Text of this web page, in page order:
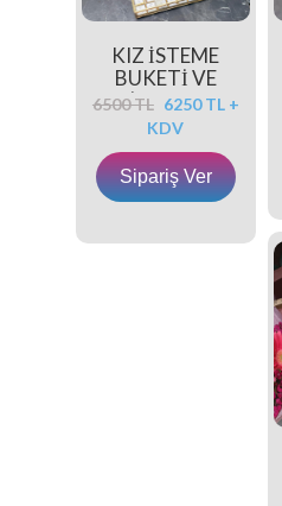
KIZ İSTEME
BUKETİ VE
ÇİKOLATA
6500 TL 6250 TL +
KDV
Sipariş Ver